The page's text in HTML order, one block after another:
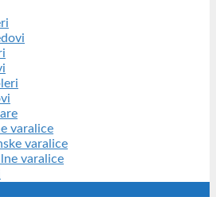
varalice
varalice
varalice